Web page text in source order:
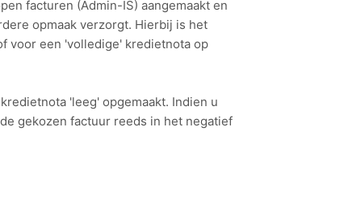
facturen (Admin-IS) aangemaakt en
opmaak verzorgt. Hierbij is het
voor een 'volledige' kredietnota op
'leeg' opgemaakt. Indien u
gekozen factuur reeds in het negatief